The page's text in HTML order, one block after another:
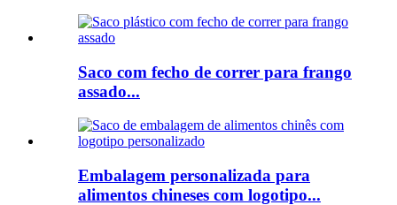
Saco com fecho de correr para frango
assado...
Embalagem personalizada para
alimentos chineses com logotipo...